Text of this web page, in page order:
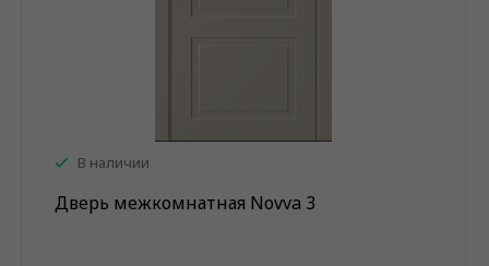
В наличии
Дверь межкомнатная Novva 3